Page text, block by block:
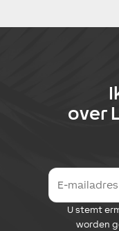
over
U stemt
worden